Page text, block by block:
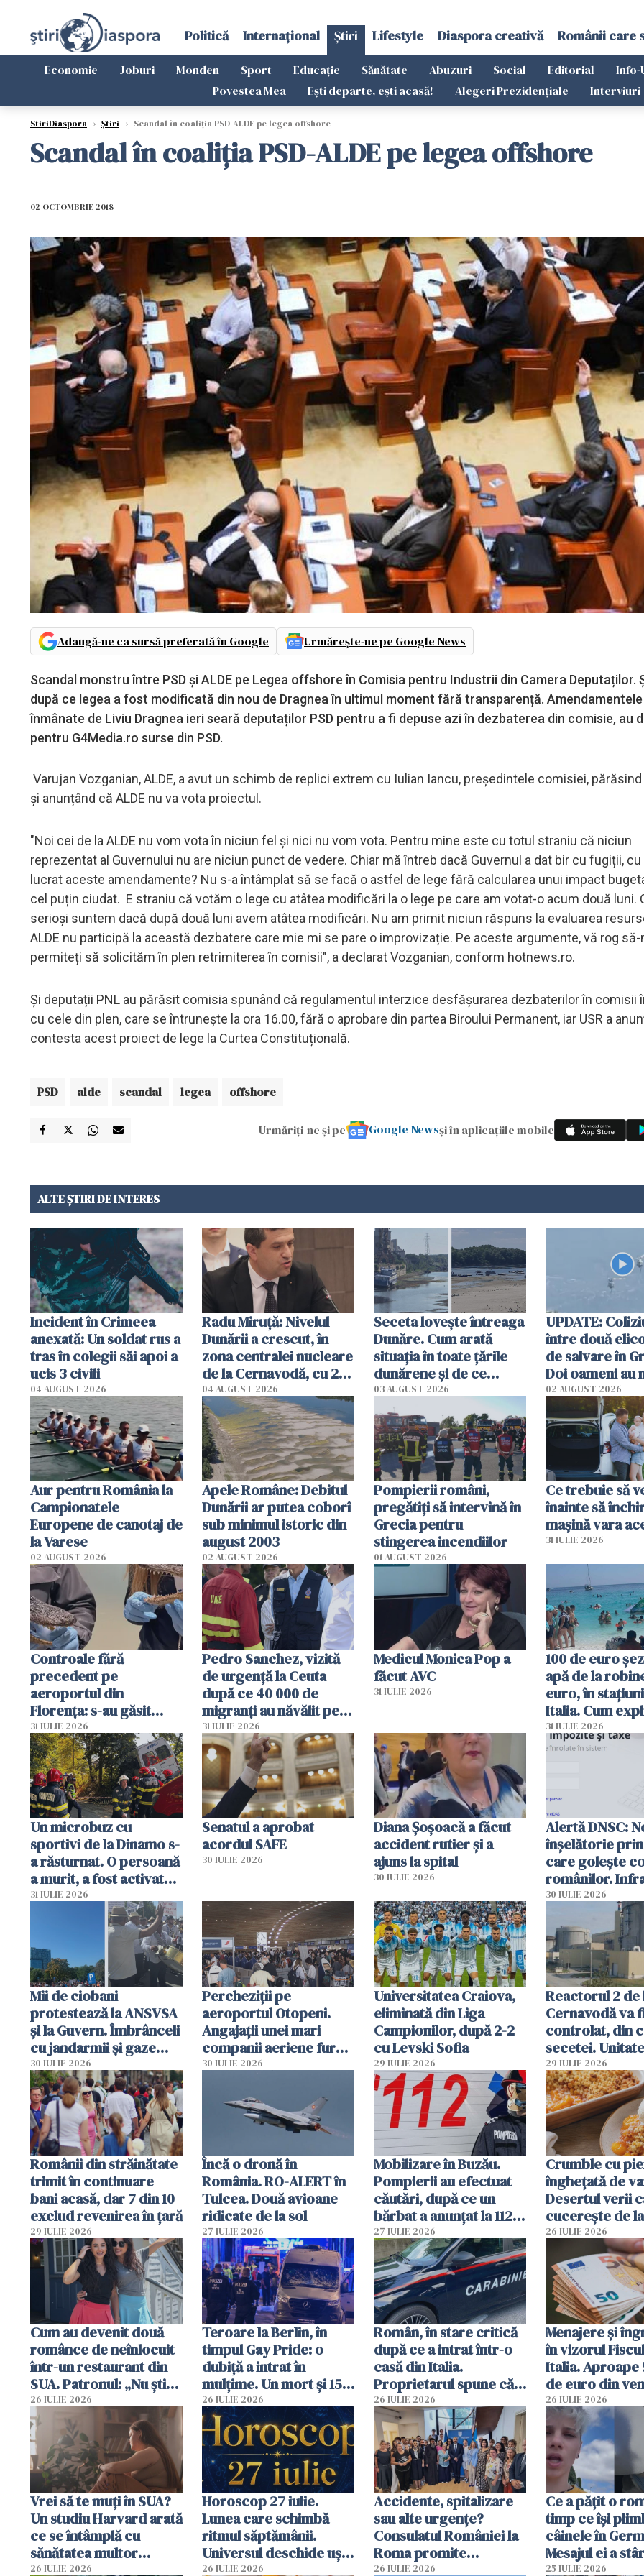
Politică Internațional Știri Lifestyle Diaspora creativă Românii care
Economie Joburi Monden Sport Educație Sănătate Abuzuri Social Editorial Info-
Povestea Mea
Ești departe, ești acasă! Alegeri Prezidențiale Interviuri
StiriDiaspora › Știri › Scandal în coaliția PSD-ALDE pe legea offshore
Scandal în coaliția PSD-ALDE pe legea offshore
02 OCTOMBRIE 2018
Adaugă-ne ca sursă preferată în Google Urmărește-ne pe Google News
Scandal monstru între PSD și ALDE pe Legea offshore în Comisia pentru Industrii din Camera Deputaților.
după ce legea a fost modificată din nou de Dragnea în ultimul moment fără transparență.
înmânate de Liviu Dragnea ieri seară deputaților PSD pentru a fi depuse azi în dezbaterea din comisie, au
pentru G4Media.ro surse din PSD.
Varujan Vozganian, ALDE, a avut un schimb de replici extrem cu Iulian Iancu, președintele comisiei,
și anunțând că ALDE nu va vota proiectul.
"Noi cei de la ALDE nu vom vota în niciun fel și nici nu vom vota. Pentru mine este cu totul straniu că niciun
reprezentat al Guvernului nu are niciun punct de vedere. Chiar mă întreb dacă Guvernul a dat bir cu fugiții,
lucrat aceste amendamente? Nu s-a întâmplat să se facă o astfel de lege fără calcularea unui impact
cel puțin ciudat. E straniu că votăm o lege cu atâtea modificări la o lege pe care am votat-o acum două luni.
serioși suntem dacă după două luni avem atâtea modificări. Nu am primit niciun răspuns la evaluarea
ALDE nu participă la această dezbatere care mie mi se pare o improvizație. Pe aceste argumente, vă rog să-
permiteți să solicităm în plen retrimiterea în comisii", a declarat Vozganian, conform hotnews.ro.
Și deputații PNL au părăsit comisia spunând că regulamentul interzice desfășurarea dezbaterilor în comisii
cu cele din plen, care se întrunește la ora 16.00, fără o aprobare din partea Biroului Permanent, iar USR a
contesta acest proiect de lege la Curtea Constituțională.
PSD alde scandal legea offshore
Urmăriți-ne și pe Google Newsși în aplicațiile mobile
ALTE ȘTIRI DE INTERES
Incident în Crimeea
anexată: Un soldat rus a
tras în colegii săi apoi a
ucis 3 civili
04 AUGUST 2026
Radu Miruţă: Nivelul
Dunării a crescut, în
zona centralei nucleare
de la Cernavodă, cu 2
cm faţă de ziua trecută
04 AUGUST 2026
Seceta lovește întreaga
Dunăre. Cum arată
situația în toate țările
dunărene și de ce
România resimte
efectele, deși a plouat
în iulie
03 AUGUST 2026
UPDATE:
între două
de salvare în
Doi oameni au
02 AUGUST 2026
Aur pentru România la
Campionatele
Europene de canotaj de
la Varese
02 AUGUST 2026
Apele Române: Debitul
Dunării ar putea coborî
sub minimul istoric din
august 2003
02 AUGUST 2026
Pompierii români,
pregătiţi să intervină în
Grecia pentru
stingerea incendiilor
01 AUGUST 2026
Ce trebuie să
înainte să
mașină vara
31 IULIE 2026
Controale fără
precedent pe
aeroportul din
Florența: s-au găsit
capete de aligator și o
sumă imensă de bani
31 IULIE 2026
Pedro Sanchez, vizită
de urgență la Ceuta
după ce 40 000 de
migranți au năvălit pe
teritoriul spaniol: „Vom
mobiliza toate
resursele"
31 IULIE 2026
Medicul Monica Pop a
făcut AVC
31 IULIE 2026
100 de euro
apă de la
euro, în
Italia. Cum
autoritățile
31 IULIE 2026
Un microbuz cu
sportivi de la Dinamo s-
a răsturnat. O persoană
a murit, a fost activat
planul roșu de
31 IULIE 2026
Senatul a aprobat
acordul SAFE
30 IULIE 2026
Diana Șoșoacă a făcut
accident rutier și a
ajuns la spital
30 IULIE 2026
Alertă DNSC:
înșelătorie prin
care golește
românilor.
folosesc
Ghișeul.ro și
Române
30 IULIE 2026
Mii de ciobani
protestează la ANSVSA
și la Guvern. Îmbrânceli
cu jandarmii și gaze
lacrimogene
30 IULIE 2026
Percheziții pe
aeroportul Otopeni.
Angajații unei mari
companii aeriene furau
parfumuri, ceasuri și
vânzării
30 IULIE 2026
Universitatea Craiova,
eliminată din Liga
Campionilor, după 2-2
cu Levski Sofia
29 IULIE 2026
Reactorul 2 de
Cernavodă va
controlat, din
secetei.
deja oprită
29 IULIE 2026
Românii din străinătate
trimit în continuare
bani acasă, dar 7 din 10
exclud revenirea în țară
29 IULIE 2026
Încă o dronă în
România. RO-ALERT în
Tulcea. Două avioane
ridicate de la sol
27 IULIE 2026
Mobilizare în Buzău.
Pompierii au efectuat
căutări, după ce un
bărbat a anunțat la 112
că a văzut un obiect
luminos
27 IULIE 2026
Crumble cu
înghețată de
Desertul verii
cucerește de
lingură
26 IULIE 2026
Cum au devenit două
românce de neînlocuit
într-un restaurant din
SUA. Patronul: „Nu știu
ce o să mă fac fără voi”
26 IULIE 2026
Teroare la Berlin, în
timpul Gay Pride: o
dubiță a intrat în
mulțime. Un mort și 15
răniți
26 IULIE 2026
Român, în stare critică
după ce a intrat într-o
casă din Italia.
Proprietarul spune că
s-a apărat cu un cuțit
26 IULIE 2026
Menajere și
în vizorul
Italia. Aproape
de euro din
ascunși de
26 IULIE 2026
Vrei să te muți în SUA?
Un studiu Harvard arată
ce se întâmplă cu
sănătatea multor
imigranți
26 IULIE 2026
Horoscop 27 iulie.
Lunea care schimbă
ritmul săptămânii.
Universul deschide uși
neașteptate pentru
26 IULIE 2026
Accidente, spitalizare
sau alte urgențe?
Consulatul României la
Roma promite
intervenții în doar 24
26 IULIE 2026
Ce a pățit o
timp ce își
câinele în
Mesajul ei a
dezbateri
25 IULIE 2026